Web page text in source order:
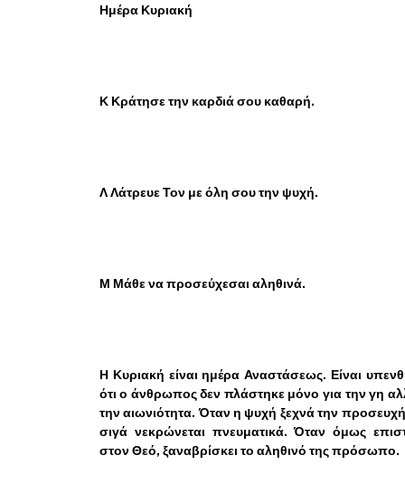
Ημέρα Κυριακή
Κ Κράτησε την καρδιά σου καθαρή.
Λ Λάτρευε Τον με όλη σου την ψυχή.
Μ Μάθε να προσεύχεσαι αληθινά.
Η Κυριακή είναι ημέρα Αναστάσεως. Είναι
ότι ο άνθρωπος δεν πλάστηκε μόνο για την γη
την αιωνιότητα. Όταν η ψυχή ξεχνά την
σιγά νεκρώνεται πνευματικά. Όταν όμως
στον Θεό, ξαναβρίσκει το αληθινό της πρόσωπο.